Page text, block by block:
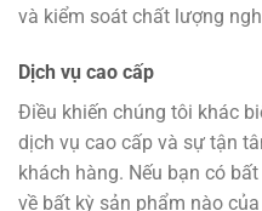
và kiểm soát chất lượng
Dịch vụ cao cấp
Điều khiến chúng tôi khác
dịch vụ cao cấp và sự tận
khách hàng. Nếu bạn có
về bất kỳ sản phẩm nào